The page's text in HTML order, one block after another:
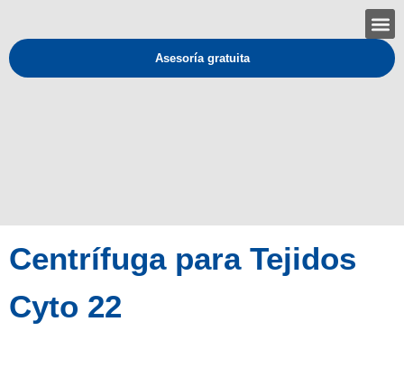
Asesoría gratuita
Centrífuga para Tejidos
Cyto 22